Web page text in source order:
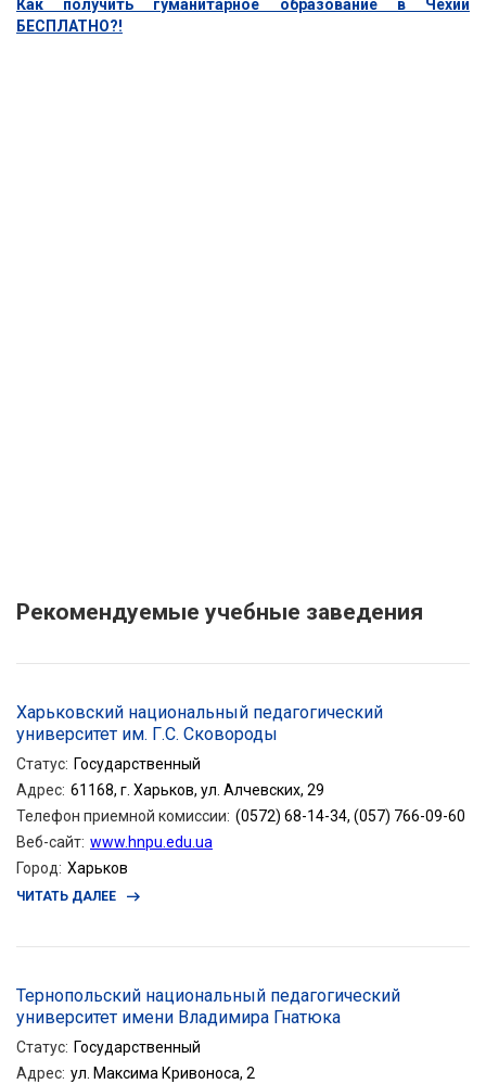
Как получить гуманитарное образование в Чехии
БЕСПЛАТНО?!
Рекомендуемые учебные заведения
Харьковский национальный педагогический
университет им. Г.С. Сковороды
Статус: Государственный
Адрес: 61168, г. Харьков, ул. Алчевских, 29
Телефон приемной комиссии: (0572) 68-14-34, (057) 766-09-60
Веб-сайт: www.hnpu.edu.ua
Город: Харьков
ЧИТАТЬ ДАЛЕЕ
Тернопольский национальный педагогический
университет имени Владимира Гнатюка
Статус: Государственный
Адрес: ул. Максима Кривоноса, 2